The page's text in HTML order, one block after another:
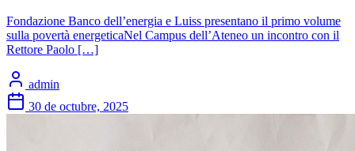
Fondazione Banco dell’energia e Luiss presentano il primo volume
sulla povertà energeticaNel Campus dell’Ateneo un incontro con il
Rettore Paolo […]
admin
30 de octubre, 2025